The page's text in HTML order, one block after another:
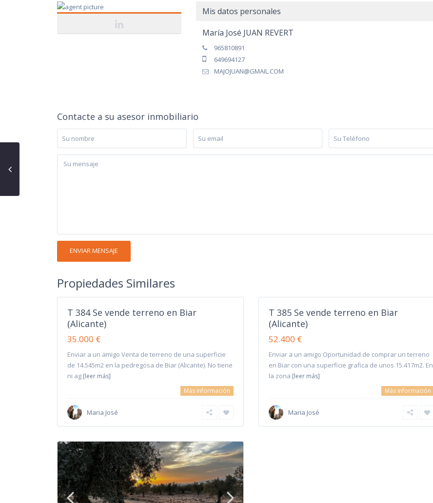
Mis datos personales
María José JUAN REVERT
965810891
649694127
MAJOJUAN@GMAIL.COM
Contacte a su asesor inmobiliario
Propiedades Similares
T 384 Se vende terreno en Biar
(Alicante)
35.000 €
Enviar a un amigo Venta de terreno de una superficie
de 14.545m2 en la pedregosa de Biar (Alicante). No tiene
ni ag [leer más]
Más información
Maria José
T 385 Se vende terreno en Biar
(Alicante)
52.400 €
Enviar a un amigo Oportunidad de comprar un terreno
en Biar con una superficie grafica de unos 15.417m2. En
la zona [leer más]
Más información
Maria José